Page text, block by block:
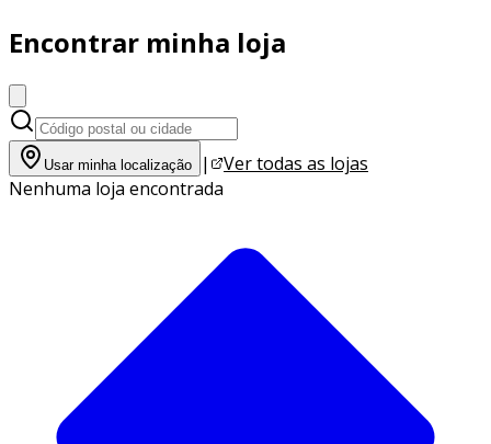
Encontrar minha loja
Usar minha localização |
Ver todas as lojas
Nenhuma loja encontrada